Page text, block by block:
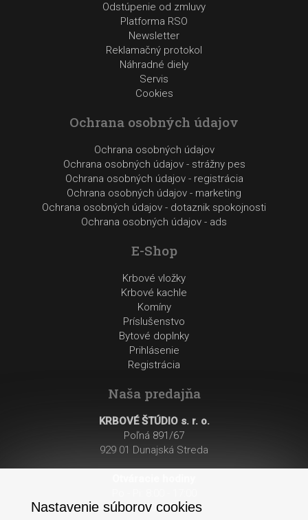
Odstúpenie od zmluvy
Platforma RSO
Newsletter
Reklamačný protokol
Náhradné diely
Servis
Cookies
Ochrana osobných údajov
Ochrana osobných údajov
Ochrana osobných údajov - strážny pes
Ochrana osobných údajov - registrácia
Ochrana osobných údajov - marketing
Ochrana osobných údajov - dotaznik spokojnosti
Ochrana osobných údajov - ads
E-Shop
Krbové vložky
Krbové kachle
Komíny
Príslušenstvo
Bytové doplnky
Prihlásenie
Registrácia
Naša predajňa
KRBOVÉ ŠTÚDIO s. r. o.
Poľná 891/67
929 01 Dunajská Streda
So: 8:00 - 12:00
Nastavenie súborov cookies